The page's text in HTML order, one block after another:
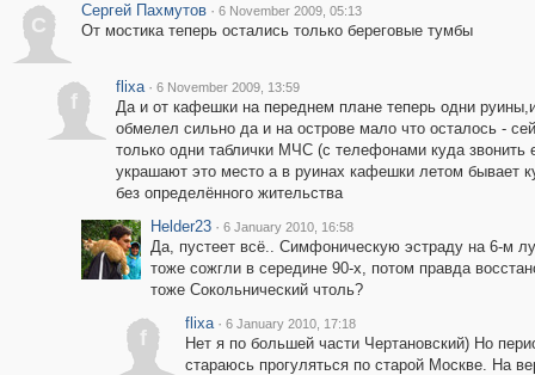
С
Сергей Пахмутов · 6 November 2009, 05:13
От мостика теперь остались только береговые тумбы
f
flixa · 6 November 2009, 13:59
Да и от кафешки на переднем плане теперь одни
обмелел сильно да и на острове мало что осталось -
только одни таблички МЧС (с телефонами куда звонить
украшают это место а в руинах кафешки летом бывает
без определённого жительства
Helder23 · 6 January 2010, 16:58
Да, пустеет всё.. Симфоническую эстраду на 6-м
тоже сожгли в середине 90-х, потом правда
тоже Сокольнический чтоль?
f
flixa · 6 January 2010, 17:18
Нет я по большей части Чертановский) Но
стараюсь прогуляться по старой Москве. На